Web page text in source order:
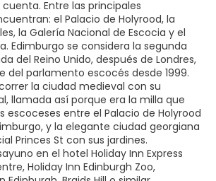
Entre las principales
el Palacio de Holyrood, la
la Galería Nacional de Escocia y el
Edimburgo se considera la segunda
del Reino Unido, después de Londres,
del parlamento escocés desde 1999.
la ciudad medieval con su
llamada así porque era la milla que
escoceses entre el Palacio de Holyrood
y la elegante ciudad georgiana
Princes St con sus jardines.
en el hotel Holiday Inn Express
Holiday Inn Edinburgh Zoo,